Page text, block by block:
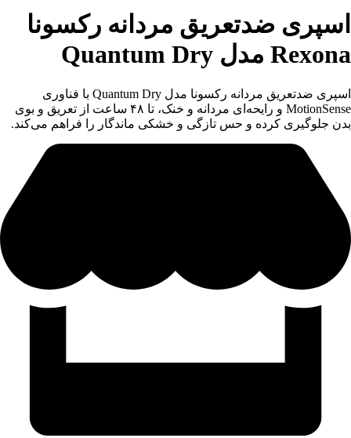
اسپری ضدتعریق مردانه رکسونا
Rexona مدل Quantum Dry
اسپری ضدتعریق مردانه رکسونا مدل Quantum Dry با فناوری
MotionSense و رایحه‌ای مردانه و خنک، تا ۴۸ ساعت از تعریق و بوی
بدن جلوگیری کرده و حس تازگی و خشکی ماندگار را فراهم می‌کند.